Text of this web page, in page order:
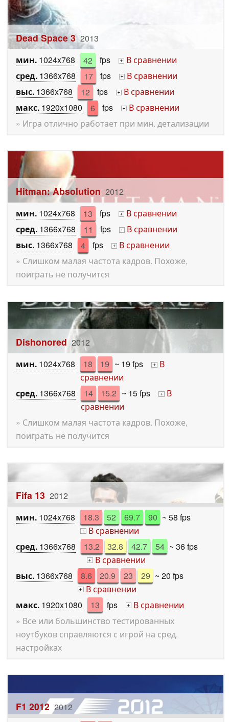
Dead Space 3 2013
мин. 1024x768 42 fps +
В сравнении
сред. 1366x768 17 fps +
В сравнении
выс. 1366x768 12 fps +
В сравнении
макс. 1920x1080 6 fps +
В сравнении
» Игра отлично работает при мин. детализации
Hitman: Absolution 2012
мин. 1024x768 13 fps +
В сравнении
сред. 1366x768 11 fps +
В сравнении
выс. 1366x768 4 fps +
В сравнении
» Слишком малая частота кадров. Похоже,
поиграть не получится
Dishonored 2012
мин. 1024x768 18 19 ~ 19 fps + В
сравнении
сред. 1366x768 14 15.2 ~ 15 fps + В
сравнении
» Слишком малая частота кадров. Похоже,
поиграть не получится
Fifa 13 2012
мин. 1024x768 18.3 52 69.7 90 ~ 58 fps
+ В сравнении
сред. 1366x768 13.2 32.8 42.7 54 ~ 36 fps
+ В сравнении
выс. 1366x768 8.6 20.9 23 29 ~ 20 fps
+ В сравнении
макс. 1920x1080 13 fps +
В сравнении
» Все или большинство тестированных
ноутбуков справляются с игрой на сред.
настройках
F1 2012 2012